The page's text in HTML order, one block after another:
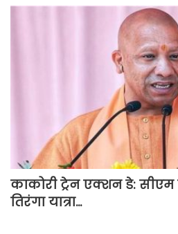
काकोरी ट्रेन एक्शन डे:
तिरंगा यात्रा…